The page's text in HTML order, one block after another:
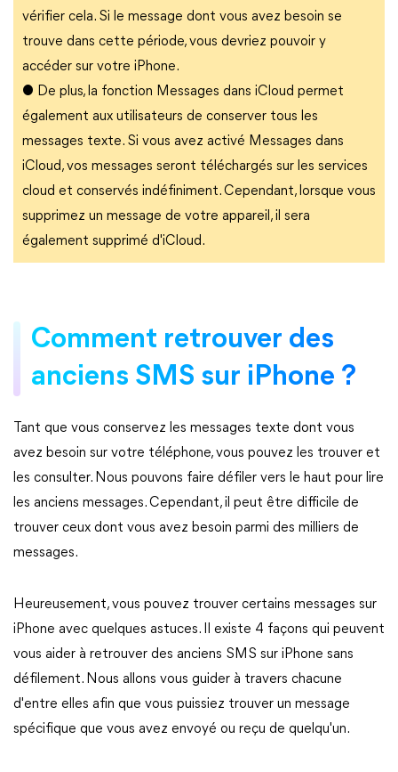
vérifier cela. Si le message dont vous avez besoin se
trouve dans cette période, vous devriez pouvoir y
accéder sur votre iPhone.
● De plus, la fonction Messages dans iCloud permet
également aux utilisateurs de conserver tous les
messages texte. Si vous avez activé Messages dans
iCloud, vos messages seront téléchargés sur les services
cloud et conservés indéfiniment. Cependant, lorsque vous
supprimez un message de votre appareil, il sera
également supprimé d'iCloud.
Comment retrouver des
anciens SMS sur iPhone ?
Tant que vous conservez les messages texte dont vous
avez besoin sur votre téléphone, vous pouvez les trouver et
les consulter. Nous pouvons faire défiler vers le haut pour lire
les anciens messages. Cependant, il peut être difficile de
trouver ceux dont vous avez besoin parmi des milliers de
messages.
Heureusement, vous pouvez trouver certains messages sur
iPhone avec quelques astuces. Il existe 4 façons qui peuvent
vous aider à retrouver des anciens SMS sur iPhone sans
défilement. Nous allons vous guider à travers chacune
d'entre elles afin que vous puissiez trouver un message
spécifique que vous avez envoyé ou reçu de quelqu'un.